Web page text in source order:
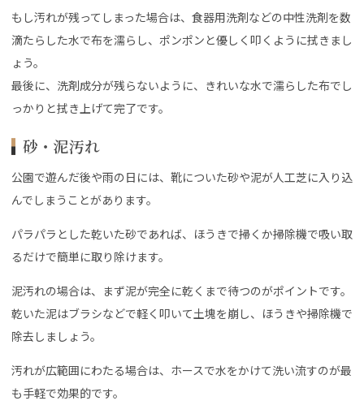
もし汚れが残ってしまった場合は、食器用洗剤などの中性洗剤を数
滴たらした水で布を濡らし、ポンポンと優しく叩くように拭きまし
ょう。
最後に、洗剤成分が残らないように、きれいな水で濡らした布でし
っかりと拭き上げて完了です。
砂・泥汚れ
公園で遊んだ後や雨の日には、靴についた砂や泥が人工芝に入り込
んでしまうことがあります。
パラパラとした乾いた砂であれば、ほうきで掃くか掃除機で吸い取
るだけで簡単に取り除けます。
泥汚れの場合は、まず泥が完全に乾くまで待つのがポイントです。
乾いた泥はブラシなどで軽く叩いて土塊を崩し、ほうきや掃除機で
除去しましょう。
汚れが広範囲にわたる場合は、ホースで水をかけて洗い流すのが最
も手軽で効果的です。